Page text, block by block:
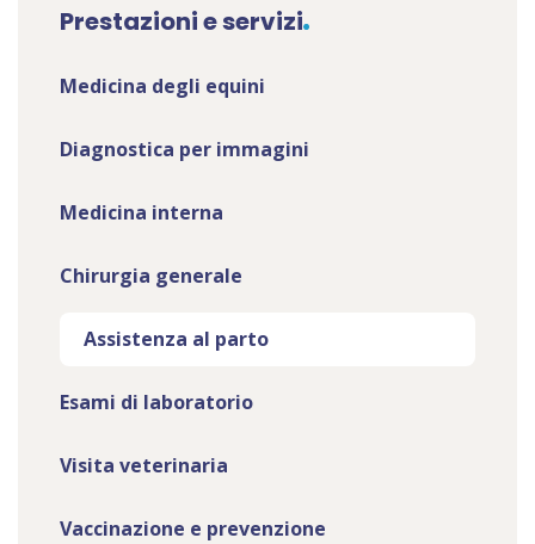
Prestazioni e servizi
Medicina degli equini
Diagnostica per immagini
Medicina interna
Chirurgia generale
Assistenza al parto
Esami di laboratorio
Visita veterinaria
Vaccinazione e prevenzione